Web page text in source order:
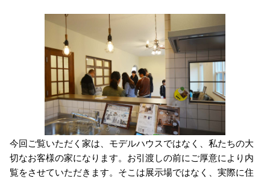
今回ご覧いただく家は、モデルハウスではなく、私たちの大
切なお客様の家になります。お引渡しの前にご厚意により内
覧をさせていただきます。そこは展示場ではなく、実際に住